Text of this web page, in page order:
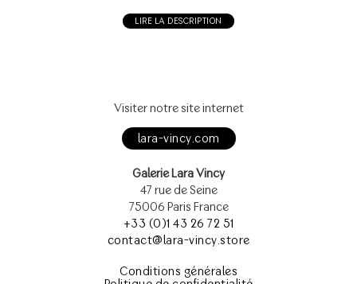
LIRE LA DESCRIPTION
Visiter notre site internet
lara-vincy.com
Galerie Lara Vincy
47 rue de Seine
75006 Paris France
+33 (0)1 43 26 72 51
contact@lara-vincy.store
Conditions générales